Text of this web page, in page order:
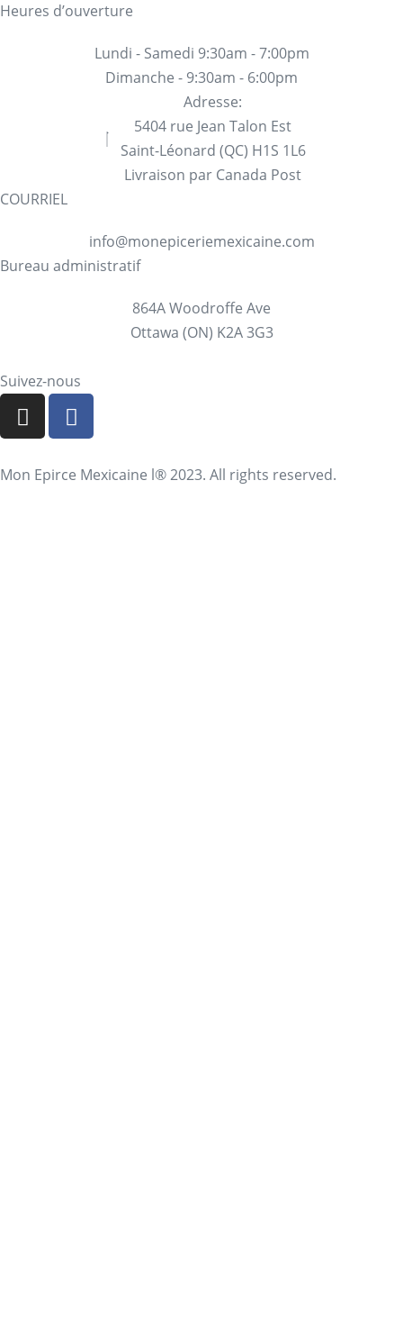
Heures d’ouverture
Lundi - Samedi 9:30am - 7:00pm
Dimanche - 9:30am - 6:00pm
Adresse:
5404 rue Jean Talon Est
Saint-Léonard (QC) H1S 1L6
Livraison par Canada Post
COURRIEL
info@monepiceriemexicaine.com
Bureau administratif
864A Woodroffe Ave
Ottawa (ON) K2A 3G3
Suivez-nous
Mon Epirce Mexicaine l® 2023. All rights reserved.